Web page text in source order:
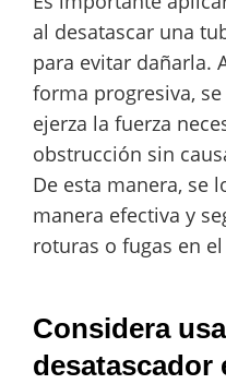
al desatascar una
para evitar dañarla.
forma progresiva,
ejerza la fuerza
obstrucción sin
De esta manera, se
manera efectiva y
roturas o fugas en
Considera
desatascador